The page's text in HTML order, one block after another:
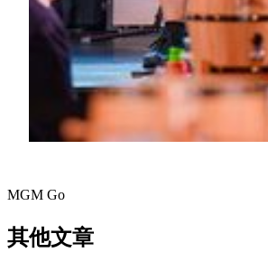
從經典德國民謠《Kufsteiner Lied》
《Duck Dance》，現場觀眾跟著節
這不僅是一場派對，更是十五年連結
精彩回顧
MGM Go
其他文章